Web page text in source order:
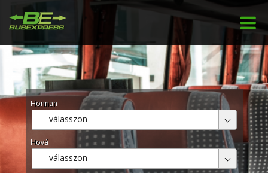
Honnan
-- válasszon --
Hová
-- válasszon --